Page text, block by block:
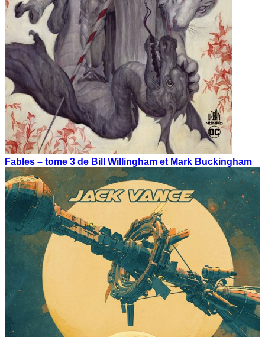
Fables – tome 3 de Bill Willingham et Mark Buckingham